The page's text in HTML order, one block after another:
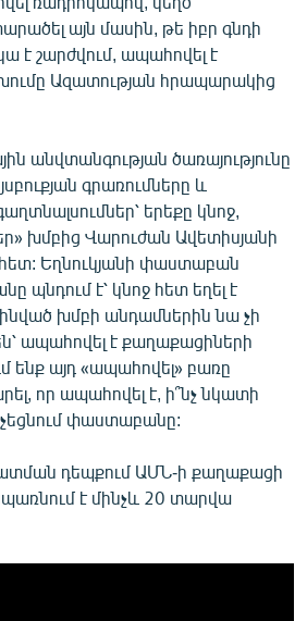
այն մասին, թե իբր գնդի
է շարժվում, ապահովել է
Ազատության հրապարակից
անվտանգության ծառայությունը
գրառումները և
երեքը կնոջ,
խմբից Վարուժան Ավետիսյանի
Եղնուկյանի փաստաբան
պնդում է՝ կնոջ հետ եղել է
խմբի անդամներին նա չի
ապահովել է քաղաքացիների
ենք այդ «ապահովել» բառը
որ ապահովել է, ի՞նչ նկատի
փաստաբանը:
դեպքում ԱՄՆ-ի քաղաքացի
է մինչև 20 տարվա